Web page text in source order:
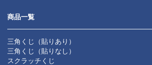
商品一覧
三角くじ（貼りあり）
三角くじ（貼りなし）
スクラッチくじ